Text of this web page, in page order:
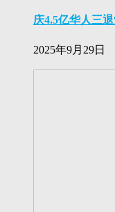
庆4.5亿华人三
2025年9月29日